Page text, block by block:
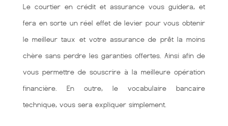
Le courtier en crédit et assurance vous guidera, et
fera en sorte un réel effet de levier pour vous obtenir
le meilleur taux et votre assurance de prêt la moins
chère sans perdre les garanties offertes. Ainsi afin de
vous permettre de souscrire à la meilleure opération
financière. En outre, le vocabulaire bancaire
technique, vous sera expliquer simplement.